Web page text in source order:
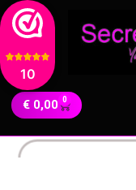
10
€ 0,00 0